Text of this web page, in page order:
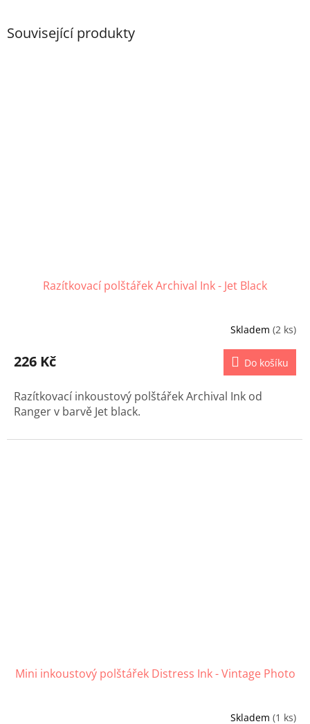
Související produkty
Razítkovací polštářek Archival Ink - Jet Black
Skladem (2 ks)
226 Kč Do košíku
Razítkovací inkoustový polštářek Archival Ink od
Ranger v barvě Jet black.
Mini inkoustový polštářek Distress Ink - Vintage Photo
Skladem (1 ks)